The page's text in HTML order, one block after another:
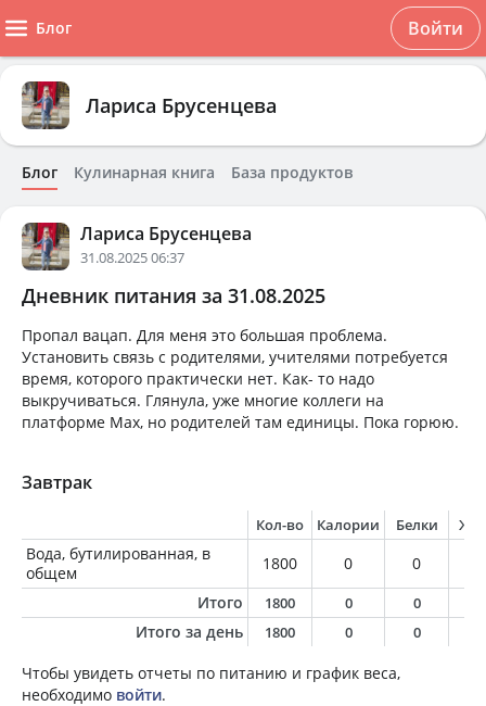
Блог Войти
Лариса Брусенцева
Блог Кулинарная книга База продуктов
Лариса Брусенцева
31.08.2025 06:37
Дневник питания за 31.08.2025
Пропал вацап. Для меня это большая проблема.
Установить связь с родителями, учителями потребуется
время, которого практически нет. Как- то надо
выкручиваться. Глянула, уже многие коллеги на
платформе Max, но родителей там единицы. Пока горюю.
Завтрак
Кол-во Калории Белки
Вода, бутилированная, в
общем
1800 0 0
Итого
1800 0 0
Итого за день 1800 0 0
Чтобы увидеть отчеты по питанию и график веса,
необходимо войти.